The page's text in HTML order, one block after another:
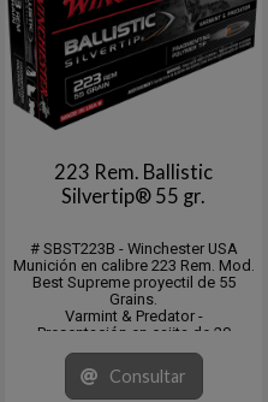
223 Rem. Ballistic
Silvertip® 55 gr.
# SBST223B - Winchester USA
Munición en calibre 223 Rem. Mod.
Best Supreme proyectil de 55
Grains.
Varmint & Predator -
Presentación en cajita de 20
Unidades. Master de 200.
Consultar